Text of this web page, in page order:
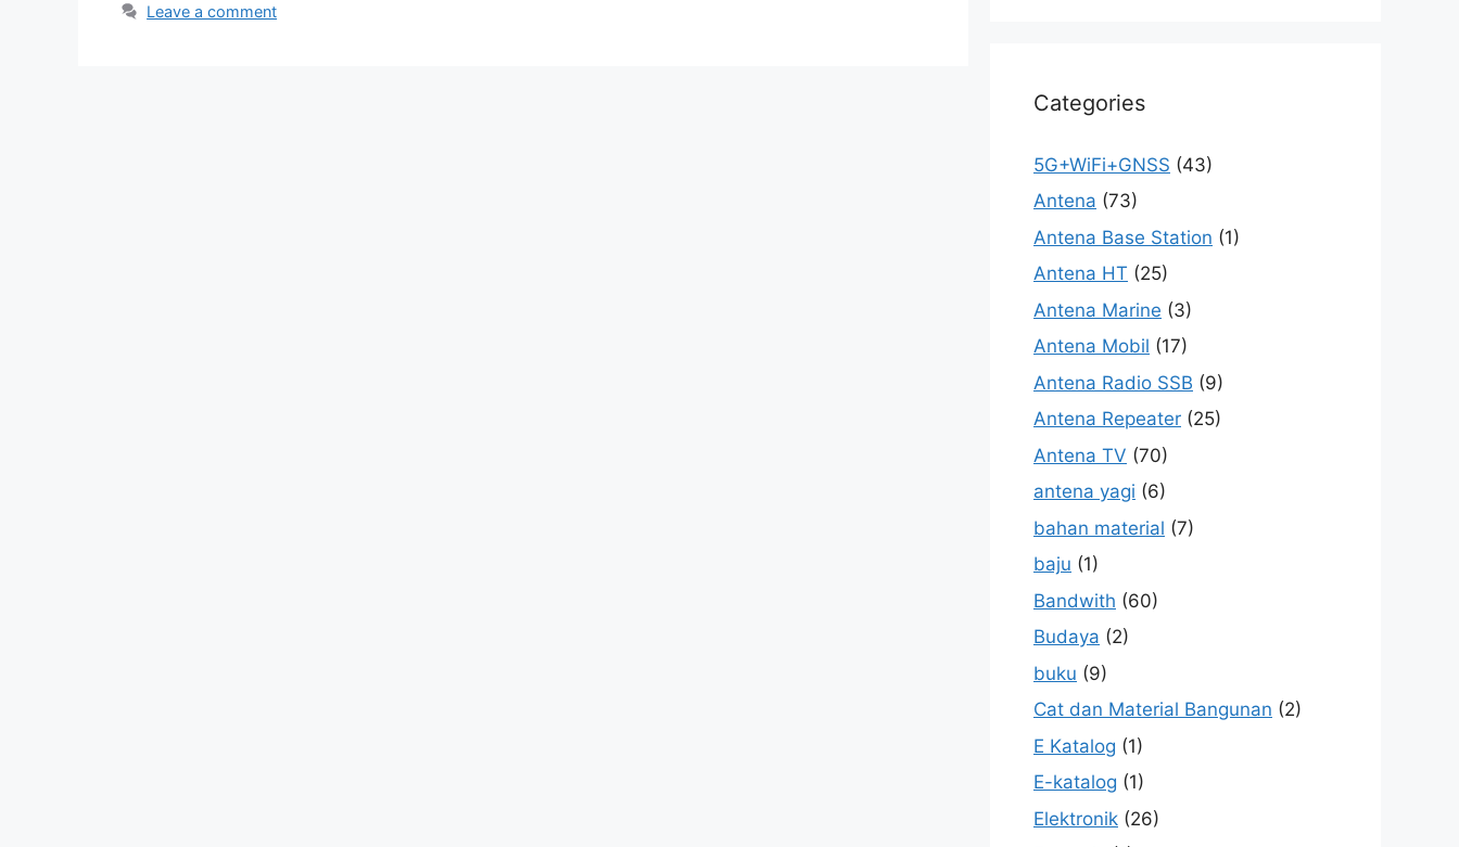
Leave a comment
Categories
5G+WiFi+GNSS (43)
Antena (73)
Antena Base Station (1)
Antena HT (25)
Antena Marine (3)
Antena Mobil (17)
Antena Radio SSB (9)
Antena Repeater (25)
Antena TV (70)
antena yagi (6)
bahan material (7)
baju (1)
Bandwith (60)
Budaya (2)
buku (9)
Cat dan Material Bangunan (2)
E Katalog (1)
E-katalog (1)
Elektronik (26)